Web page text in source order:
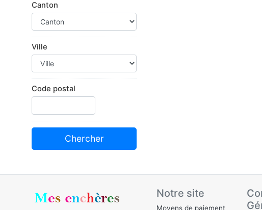
Canton
Ville
Code postal
Notre site
Moyens de paiement